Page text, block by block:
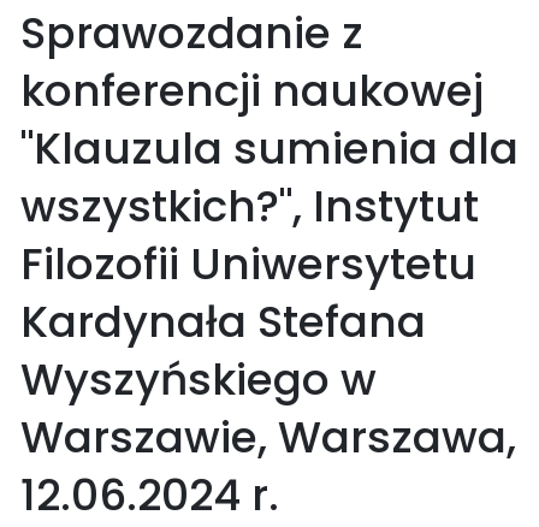
Sprawozdanie z
konferencji naukowej
"Klauzula sumienia dla
wszystkich?", Instytut
Filozofii Uniwersytetu
Kardynała Stefana
Wyszyńskiego w
Warszawie, Warszawa,
12.06.2024 r.